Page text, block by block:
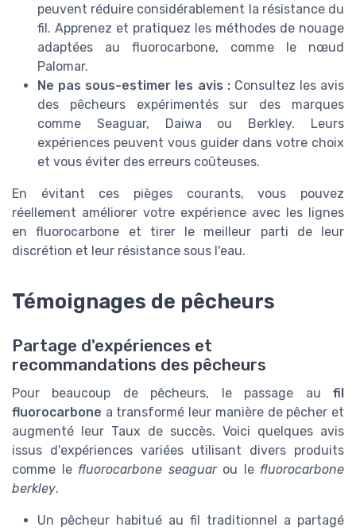
peuvent réduire considérablement la résistance du
fil. Apprenez et pratiquez les méthodes de nouage
adaptées au fluorocarbone, comme le nœud
Palomar.
Ne pas sous-estimer les avis :Consultez les avis
des pêcheurs expérimentés sur des marques
comme Seaguar, Daiwa ou Berkley. Leurs
expériences peuvent vous guider dans votre choix
et vous éviter des erreurs coûteuses.
En évitant ces pièges courants, vous pouvez
réellement améliorer votre expérience avec les lignes
en fluorocarbone et tirer le meilleur parti de leur
discrétion et leur résistance sous l'eau.
Témoignages de pêcheurs
Partage d'expériences et
recommandations des pêcheurs
Pour beaucoup de pêcheurs, le passage au fil
fluorocarbone a transformé leur manière de pêcher et
augmenté leur Taux de succès. Voici quelques avis
issus d'expériences variées utilisant divers produits
comme le fluorocarbone seaguarou le fluorocarbone
berkley.
Un pêcheur habitué au fil traditionnel a partagé